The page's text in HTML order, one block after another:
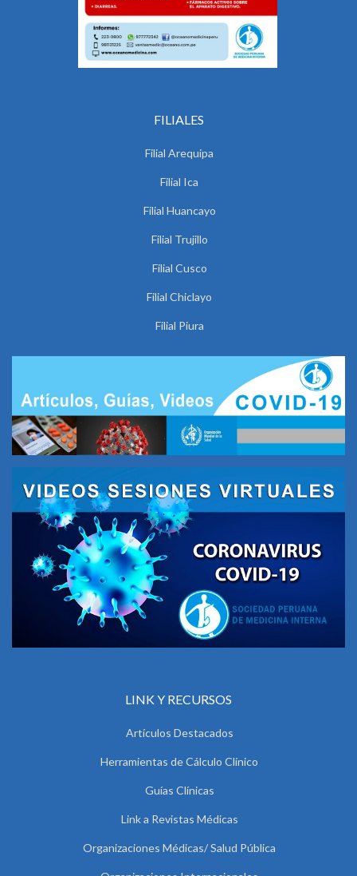
FILIALES
Filial Arequipa
Filial Ica
Filial Huancayo
Filial Trujillo
Filial Cusco
Filial Chiclayo
Filial Piura
LINK Y RECURSOS
Artículos Destacados
Herramientas de Cálculo Clínico
Guías Clínicas
Link a Revistas Médicas
Organizaciones Médicas/ Salud Pública